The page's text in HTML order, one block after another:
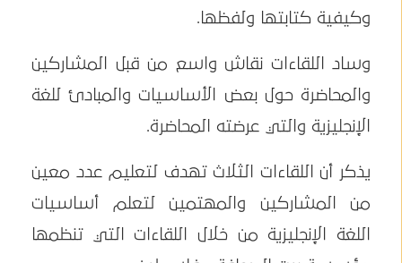
وكيفية كتابتها ولفظها.
وساد اللقاءات نقاش واسع من قبل المشاركين
والمحاضرة حول بعض الأساسيات والمبادئ للغة
الإنجليزية والتي عرضته المحاضرة.
يذكر أن اللقاءات الثلاث تهدف لتعليم عدد معين
من المشاركين والمهتمين لتعلم أساسيات
اللغة الإنجليزية من خلال اللقاءات التي تنظمها